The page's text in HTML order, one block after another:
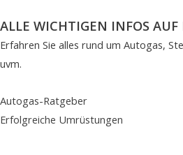
ALLE WICHTIGEN INFOS
Erfahren Sie alles rund um Autogas,
uvm.
Autogas-Ratgeber
Erfolgreiche Umrüstungen